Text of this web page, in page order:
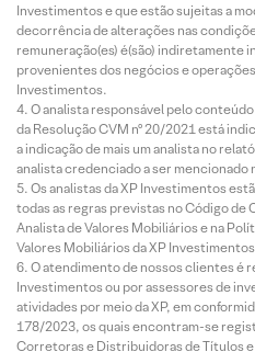
Investimentos e que estão sujeitas a
decorrência de alterações nas
remuneração(es) é(são) indiretamente
provenientes dos negócios e
Investimentos.
O analista responsável pelo
da Resolução CVM nº 20/2021 está
a indicação de mais um analista no
analista credenciado a ser mencionado
Os analistas da XP Investimentos
todas as regras previstas no Código de
Analista de Valores Mobiliários e na
Valores Mobiliários da XP
O atendimento de nossos clientes é
Investimentos ou por assessores de
atividades por meio da XP, em
178/2023, os quais encontram-se
Corretoras e Distribuidoras de Títulos